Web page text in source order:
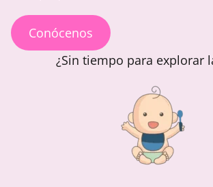
Conócenos
¿Sin tiempo para explorar